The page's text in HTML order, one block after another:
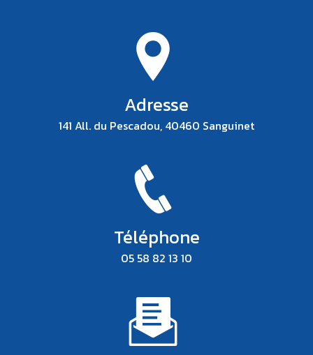
Adresse
141 All. du Pescadou, 40460 Sanguinet
Téléphone
05 58 82 13 10